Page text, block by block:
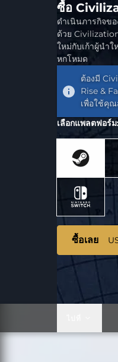
ซื้อ
ดำเนินภารกิจข
ด้วย
ใหม่กับเก้าผู้นำใ
หกโหมด
ต้องมี
Rise &
เพื่อใช้คุ
เลือกแพลตฟอร์
ซื้อเลย